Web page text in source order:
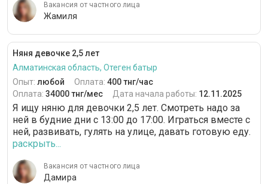
Вакансия от частного лица
Жамиля
Няня девочке 2,5 лет
Алматинская область, Отеген батыр
Опыт: любой Оплата: 400 тнг/час
Оплата: 34000 тнг/мес Дата начала работы: 12.11.2025
Я ищу няню для девочки 2,5 лет. Смотреть надо за
ней в будние дни с 13:00 до 17:00. Играться вместе с
ней, развивать, гулять на улице, давать готовую еду.
раскрыть...
Вакансия от частного лица
Дамира